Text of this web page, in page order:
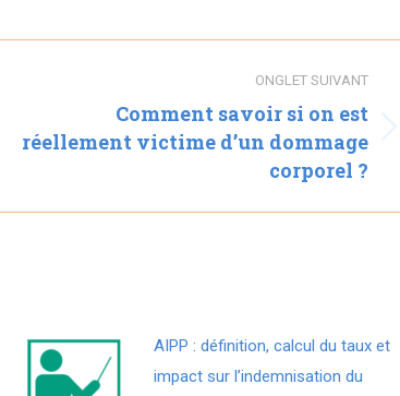
ONGLET SUIVANT
Onglet
Comment savoir si on est
réellement victime d’un dommage
corporel ?
AIPP : définition, calcul du taux et
impact sur l’indemnisation du